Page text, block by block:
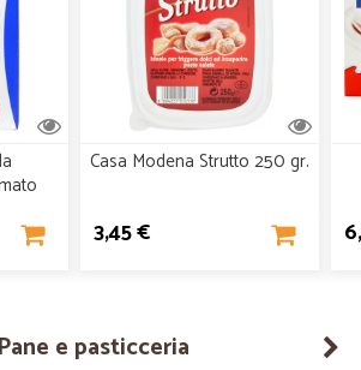
Casa Modena Strutto 250 gr.
3,45 €
Pane e pasticceria